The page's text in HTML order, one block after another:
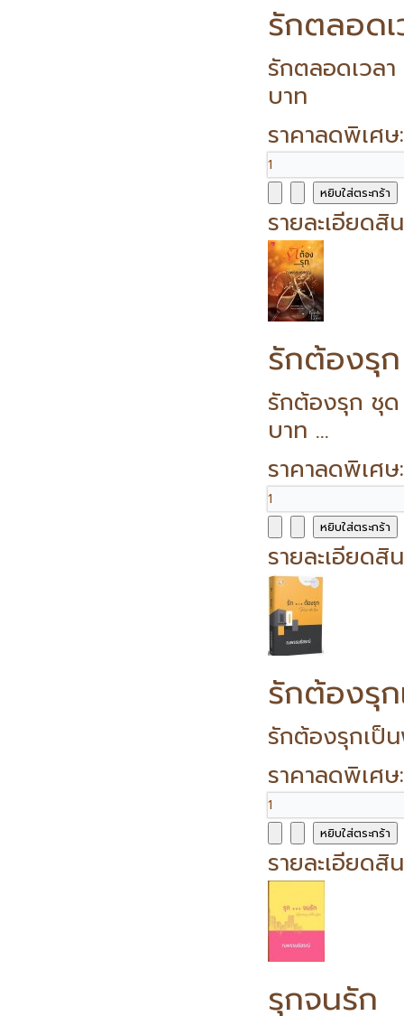
รักตลอดเ
รักตลอดเว
บาท
ราคาลดพิเศ
รายละเอียดสิ
รักต้องรุ
รักต้องรุก ชุ
บาท ...
ราคาลดพิเศ
รายละเอียดสิ
รักต้องรุ
รักต้องรุกเ
ราคาลดพิเศ
รายละเอียดสิ
รุกจนรัก